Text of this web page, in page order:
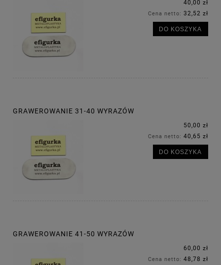
40,00 zł
Cena netto: 32,52 zł
DO KOSZYKA
GRAWEROWANIE 31-40 WYRAZÓW
50,00 zł
Cena netto: 40,65 zł
DO KOSZYKA
GRAWEROWANIE 41-50 WYRAZÓW
60,00 zł
Cena netto: 48,78 zł